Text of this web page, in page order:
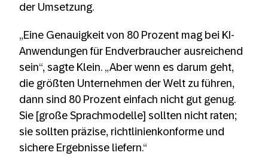
der Umsetzung.
„Eine Genauigkeit von 80 Prozent mag bei KI-
Anwendungen für Endverbraucher ausreichend
sein“, sagte Klein. „Aber wenn es darum geht,
die größten Unternehmen der Welt zu führen,
dann sind 80 Prozent einfach nicht gut genug.
Sie [große Sprachmodelle] sollten nicht raten;
sie sollten präzise, richtlinienkonforme und
sichere Ergebnisse liefern.“